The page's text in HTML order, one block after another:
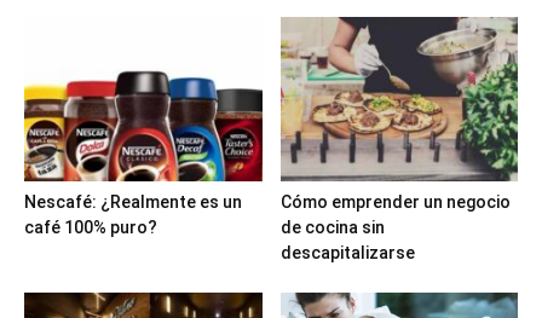
Nescafé: ¿Realmente es un
café 100% puro?
Cómo emprender un negocio
de cocina sin
descapitalizarse